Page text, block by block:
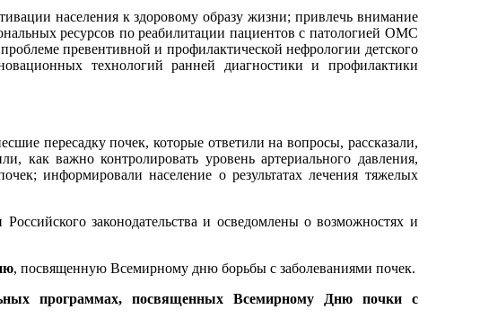
населения к здоровому образу жизни; привлечь внимание
ресурсов по реабилитации пациентов с патологией ОМС
превентивной и профилактической нефрологии детского
технологий ранней диагностики и профилактики
пересадку почек, которые ответили на вопросы, рассказали,
как важно контролировать уровень артериального давления,
информировали население о результатах лечения тяжелых
законодательства и осведомлены о возможностях и
, посвященную Всемирному дню борьбы с заболеваниями почек.
программах, посвященных Всемирному Дню почки с